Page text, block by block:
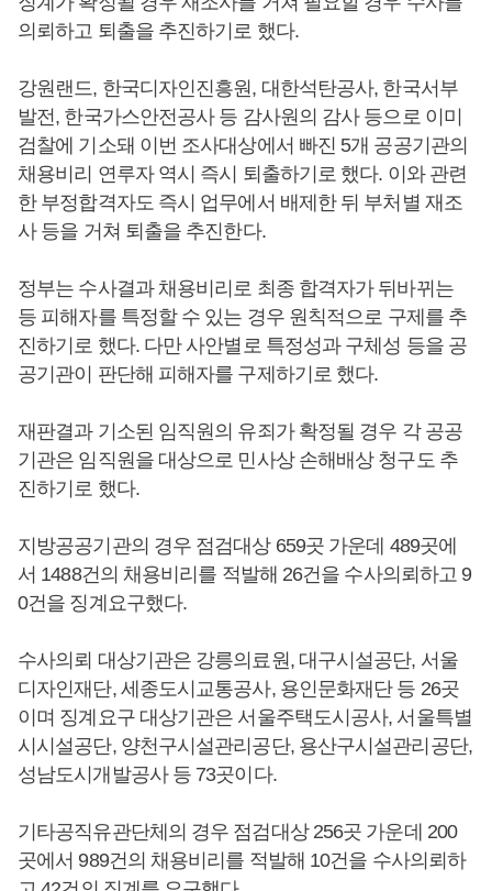
의뢰하고 퇴출을 추진하기로 했다.
강원랜드, 한국디자인진흥원, 대한석탄공사, 한국서부
발전, 한국가스안전공사 등 감사원의 감사 등으로 이미
검찰에 기소돼 이번 조사대상에서 빠진 5개 공공기관의
채용비리 연루자 역시 즉시 퇴출하기로 했다. 이와 관련
한 부정합격자도 즉시 업무에서 배제한 뒤 부처별 재조
사 등을 거쳐 퇴출을 추진한다.
정부는 수사결과 채용비리로 최종 합격자가 뒤바뀌는
등 피해자를 특정할 수 있는 경우 원칙적으로 구제를 추
진하기로 했다. 다만 사안별로 특정성과 구체성 등을 공
공기관이 판단해 피해자를 구제하기로 했다.
재판결과 기소된 임직원의 유죄가 확정될 경우 각 공공
기관은 임직원을 대상으로 민사상 손해배상 청구도 추
진하기로 했다.
지방공공기관의 경우 점검대상 659곳 가운데 489곳에
서 1488건의 채용비리를 적발해 26건을 수사의뢰하고 9
0건을 징계요구했다.
수사의뢰 대상기관은 강릉의료원, 대구시설공단, 서울
디자인재단, 세종도시교통공사, 용인문화재단 등 26곳
이며 징계요구 대상기관은 서울주택도시공사, 서울특별
시시설공단, 양천구시설관리공단, 용산구시설관리공단,
성남도시개발공사 등 73곳이다.
기타공직유관단체의 경우 점검대상 256곳 가운데 200
곳에서 989건의 채용비리를 적발해 10건을 수사의뢰하